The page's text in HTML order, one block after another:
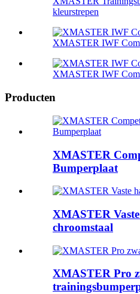
kleurstrepen
XMASTER IWF
XMASTER IWF
Producten
XMASTER
Bumperplaat
XMASTER
chroomstaal
XMASTER Pro